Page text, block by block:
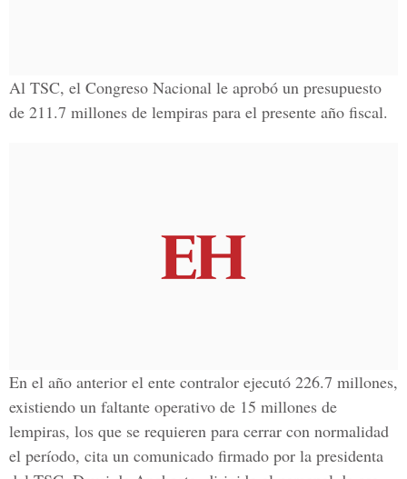
Al TSC, el Congreso Nacional le aprobó un presupuesto
de 211.7 millones de lempiras para el presente año fiscal.
En el año anterior el ente contralor ejecutó 226.7 millones,
existiendo un faltante operativo de 15 millones de
lempiras, los que se requieren para cerrar con normalidad
el período, cita un comunicado firmado por la presidenta